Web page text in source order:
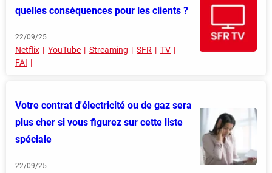
quelles conséquences pour les clients ?
22/09/25
Netflix YouTube Streaming SFR
TV
FAI
Votre contrat d'électricité ou de gaz sera
plus cher si vous figurez sur cette liste
spéciale
22/09/25